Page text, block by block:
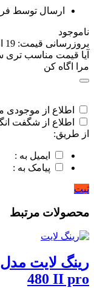
ارسال توسط
ناموجود
بروزرسانی قیمت: 19 اردیبهشت 1401
آیا قیمت مناسب تری
مرا اگاه کن
اطلاع از
اطلاع از شگفت
از طریق:
ایمیل به :
پیامک به :
ثبت
محصولات مرتبط
480 II pro